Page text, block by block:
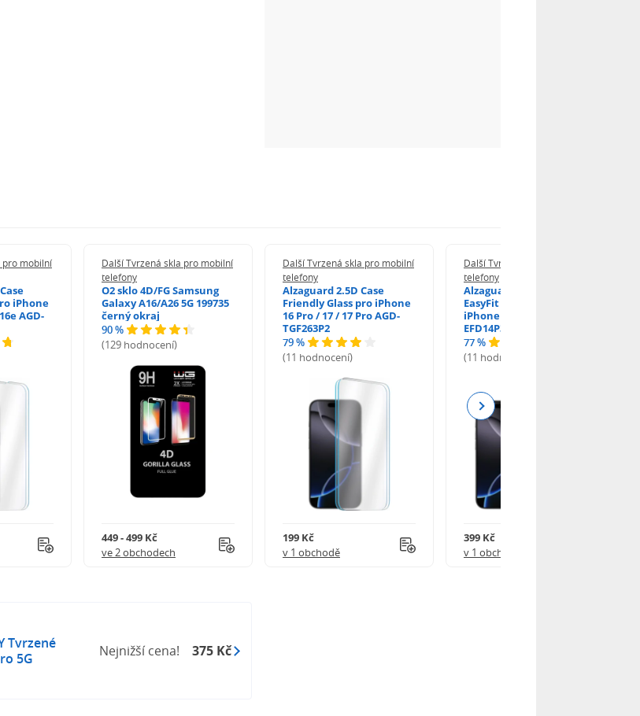
pro mobilní
iPhone
AGD-
Další Tvrzená skla pro mobilní
telefony
O2 sklo 4D/FG Samsung
Galaxy A16/A26 5G 199735
černý okraj
90 %
(129 hodnocení)
449 - 499 Kč
ve 2 obchodech
Další Tvrzená skla pro mobilní
telefony
Alzaguard 2.5D Case
Friendly Glass pro iPhone
16 Pro / 17 / 17 Pro AGD-
TGF263P2
79 %
(11 hodnocení)
199 Kč
v 1 obchodě
Další Tvrzená skla pro mobilní
telefony
Alzaguard 2.5D Glass
EasyFit DustFree pro
iPhone 16 Pro / 17 AGD-
EFD14P3
77 %
(11 hodnocení)
399 Kč
v 1 obchodě
Next
Tvrzené
5G
Nejnižší cena! 375 Kč